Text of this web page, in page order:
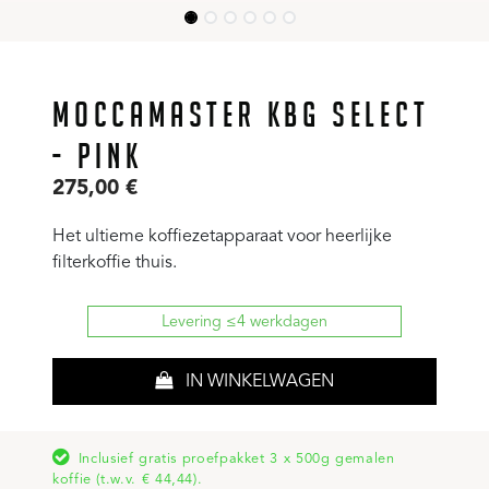
MOCCAMASTER KBG SELECT
- PINK
275,00 €
Het ultieme koffiezetapparaat voor heerlijke
filterkoffie thuis.
Levering ≤4 werkdagen
IN WINKELWAGEN
Inclusief gratis proefpakket 3 x 500g gemalen
koffie (t.w.v. € 44,44).